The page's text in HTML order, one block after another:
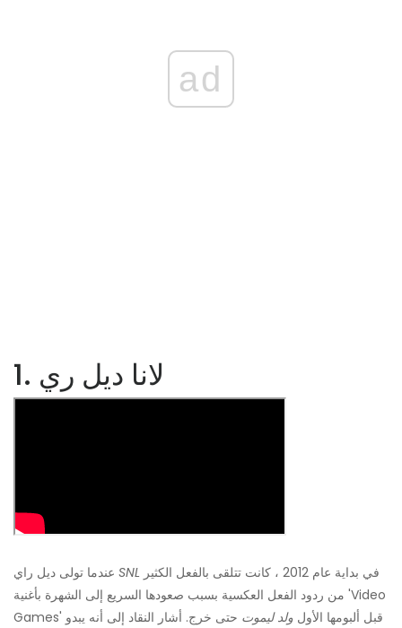
ad
1. لانا ديل ري
SNL
من ردود الفعل العكسية بسبب صعودها السريع إلى الشهرة بأغنية 'Video
Games' قبل ألبومها الأول ولد ليموت حتى خرج. أشار النقاد إلى أنه يبدو